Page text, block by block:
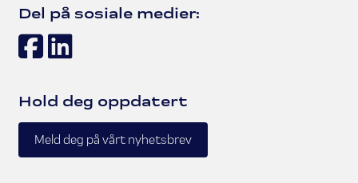
Del på sosiale medier:
Facebook
LinkedIn
Hold deg oppdatert
Meld deg på vårt nyhetsbrev